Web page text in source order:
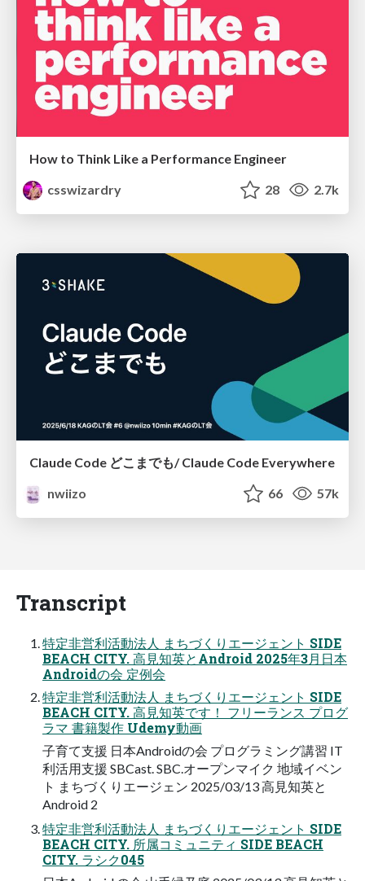
How to Think Like a Performance Engineer
csswizardry
28 2.7k
Claude Code どこまでも/ Claude Code Everywhere
nwiizo
66 57k
Transcript
特定非営利活動法人 まちづくりエージェント SIDE
BEACH CITY. 高見知英とAndroid 2025年3月日本
Androidの会 定例会
特定非営利活動法人 まちづくりエージェント SIDE
BEACH CITY. 高見知英です！ フリーランス プログ
ラマ 書籍製作 Udemy動画
子育て支援 日本Androidの会 プログラミング講習 IT
利活用支援 SBCast. SBC.オープンマイク 地域イベン
ト まちづくりエージェン 2025/03/13 高見知英と
Android 2
特定非営利活動法人 まちづくりエージェント SIDE
BEACH CITY. 所属コミュニティ SIDE BEACH
CITY. ラシク045